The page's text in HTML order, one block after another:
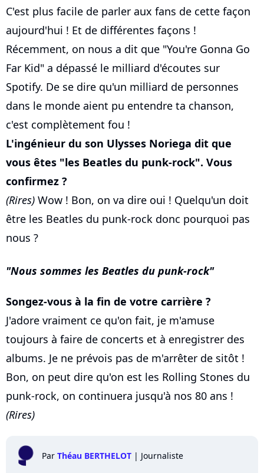
C'est plus facile de parler aux fans de cette façon
aujourd'hui ! Et de différentes façons !
Récemment, on nous a dit que "You're Gonna Go
Far Kid" a dépassé le milliard d'écoutes sur
Spotify. De se dire qu'un milliard de personnes
dans le monde aient pu entendre ta chanson,
c'est complètement fou !
L'ingénieur du son Ulysses Noriega dit que
vous êtes "les Beatles du punk-rock". Vous
confirmez ?
(Rires) Wow ! Bon, on va dire oui ! Quelqu'un doit
être les Beatles du punk-rock donc pourquoi pas
nous ?
Nous sommes les Beatles du punk-rock
Songez-vous à la fin de votre carrière ?
J'adore vraiment ce qu'on fait, je m'amuse
toujours à faire de concerts et à enregistrer des
albums. Je ne prévois pas de m'arrêter de sitôt !
Bon, on peut dire qu'on est les Rolling Stones du
punk-rock, on continuera jusqu'à nos 80 ans !
(Rires)
Par Théau BERTHELOT | Journaliste